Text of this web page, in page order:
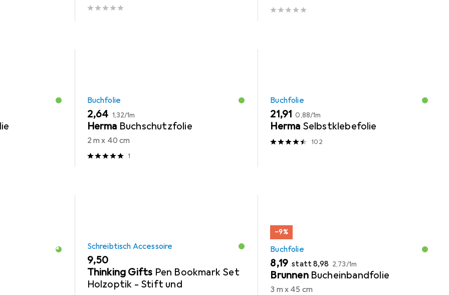
Buchfolie
EUR
2,64 EUR
1,32/1m
Herma Buchschutzfolie
2 m x 40 cm
1
Buchfolie
EUR
21,91 EUR
0,88/1m
Herma Selbstklebefolie
102
Schreibtisch Accessoire
EUR
9,50
Thinking Gifts Pen Bookmark Set
Holzoptik - Stift und
−9%
Buchfolie
EUR
8,19 stattEUR
8,98 EUR
2,73/1m
Brunnen Bucheinbandfolie
3 m x 45 cm